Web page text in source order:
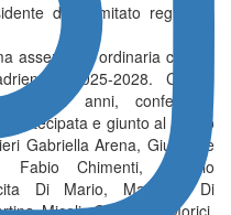
del comitato regionale
assemblea ordinaria che ha
2025-2028. Con il
58 anni, confermato
partecipata e giunto al quinto
Gabriella Arena, Giuseppe
Fabio Chimenti, Antonio
Di Mario, Massimo Di
Miceli, Giuseppe Morici,